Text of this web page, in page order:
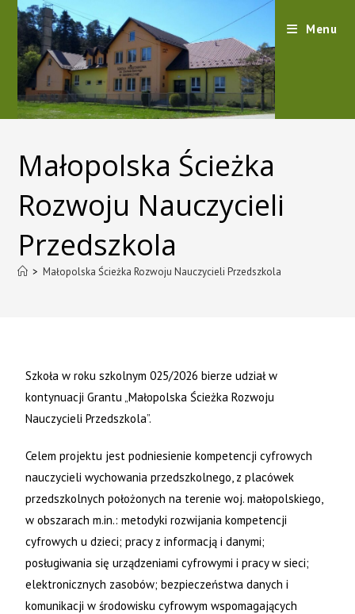
content
Menu
Małopolska Ścieżka
Rozwoju Nauczycieli
Przedszkola
> Małopolska Ścieżka Rozwoju Nauczycieli Przedszkola
Szkoła w roku szkolnym 025/2026 bierze udział w
kontynuacji Grantu „Małopolska Ścieżka Rozwoju
Nauczycieli Przedszkola”.
Celem projektu jest podniesienie kompetencji cyfrowych
nauczycieli wychowania przedszkolnego, z placówek
przedszkolnych położonych na terenie woj. małopolskiego,
w obszarach m.in.: metodyki rozwijania kompetencji
cyfrowych u dzieci; pracy z informacją i danymi;
posługiwania się urządzeniami cyfrowymi i pracy w sieci;
elektronicznych zasobów; bezpieczeństwa danych i
komunikacji w środowisku cyfrowym wspomagających